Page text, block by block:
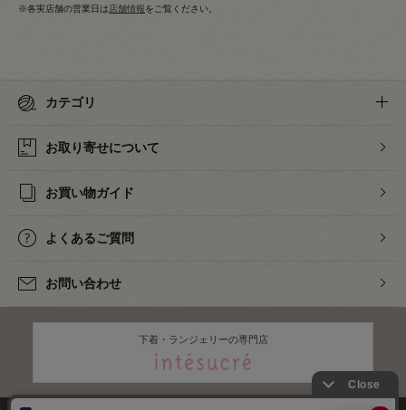
※各実店舗の営業日は 店舗情報をご覧ください。
カテゴリ
お取り寄せについて
お買い物ガイド
よくあるご質問
お問い合わせ
下着・ランジェリーの専門店